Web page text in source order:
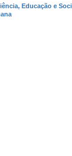
Educação e